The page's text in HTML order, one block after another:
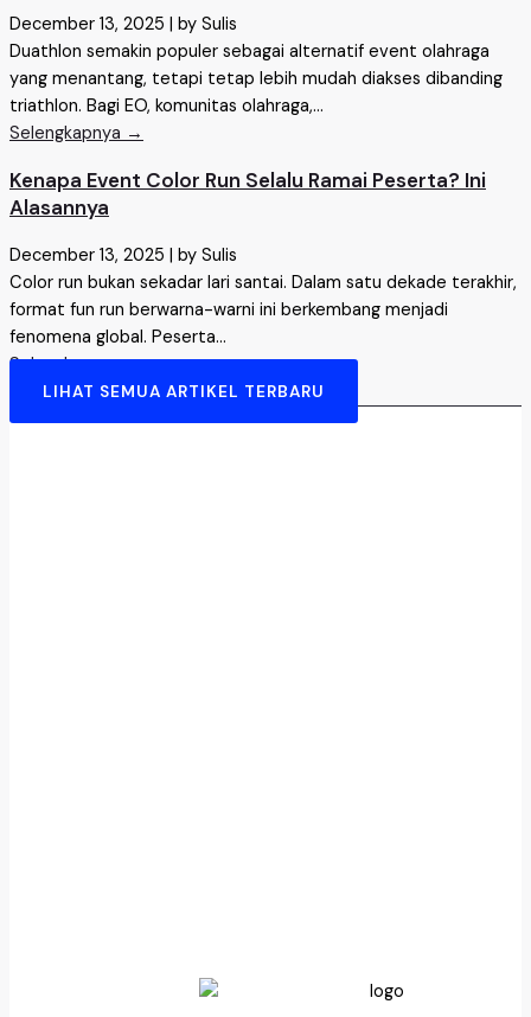
December 13, 2025
by Sulis
Duathlon semakin populer sebagai alternatif event olahraga
yang menantang, tetapi tetap lebih mudah diakses dibanding
triathlon. Bagi EO, komunitas olahraga,...
Selengkapnya →
Kenapa Event Color Run Selalu Ramai Peserta? Ini
Alasannya
December 13, 2025
by Sulis
Color run bukan sekadar lari santai. Dalam satu dekade terakhir,
format fun run berwarna-warni ini berkembang menjadi
fenomena global. Peserta...
Selengkapnya →
LIHAT SEMUA ARTIKEL TERBARU